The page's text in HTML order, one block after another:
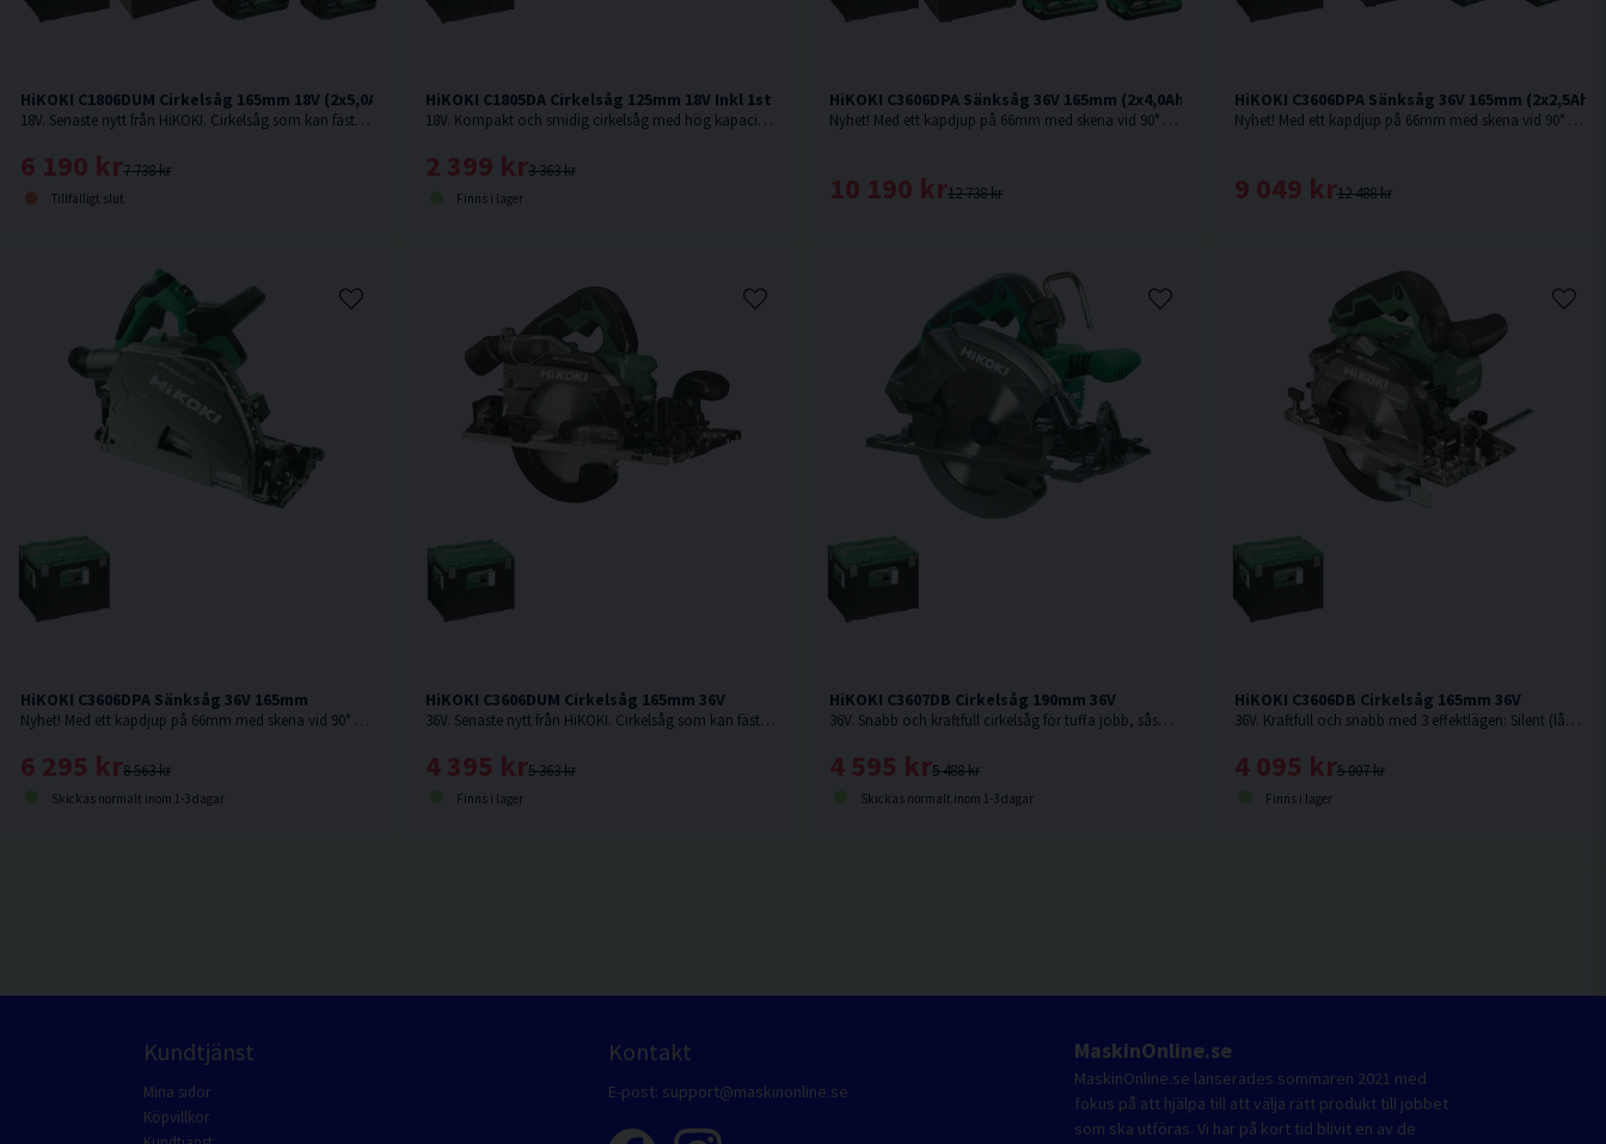
HiKOKI C1806DUM Cirkelsåg 165mm 18V (2x5,0Ah)
18V. Senaste nytt från HiKOKI. Cirkelsåg som kan fästas på skena.
7 738 kr
6 190 kr
Tillfälligt slut
HiKOKI C1805DA Cirkelsåg 125mm 18V Inkl 1st Extra Sågklinga
18V. Kompakt och smidig cirkelsåg med hög kapacitet från HiKOKI. Levereras utan batteri och laddare. Trallskolan kampanj - Levereras inklusive 1st extra sågklinga.
3 363 kr
2 399 kr
Finns i lager
HiKOKI C3606DPA Sänksåg 36V 165mm (2x4,0Ah) Inkl 800mm skena
Nyhet! Med ett kapdjup på 66mm med skena vid 90° är denna sänksåg från HiKOKI Powertools väl värd en plats i maskinparken.
12 738 kr
10 190 kr
HiKOKI C3606DPA Sänksåg 36V 165mm (2x2,5Ah)
Nyhet! Med ett kapdjup på 66mm med skena vid 90° är denna sänksåg från HiKOKI Powertools väl värd en plats i maskinparken.
12 488 kr
9 049 kr
HiKOKI C3606DPA Sänksåg 36V 165mm
Nyhet! Med ett kapdjup på 66mm med skena vid 90° är denna sänksåg från HiKOKI Powertools väl värd en plats i maskinparken. Levereras utan batteri & laddare.
8 563 kr
6 295 kr
Skickas normalt inom 1-3 dagar
HiKOKI C3606DUM Cirkelsåg 165mm 36V
36V. Senaste nytt från HiKOKI. Cirkelsåg som kan fästas på skena. Levereras utan batteri och laddare.
5 363 kr
4 395 kr
Finns i lager
HiKOKI C3607DB Cirkelsåg 190mm 36V
36V. Snabb och kraftfull cirkelsåg för tuffa jobb, såsom kapning och klyvning, även av tryckimpregnerat virke. Levereras utan batteri och laddare.
5 488 kr
4 595 kr
Skickas normalt inom 1-3 dagar
HiKOKI C3606DB Cirkelsåg 165mm 36V
36V. Kraftfull och snabb med 3 effektlägen: Silent (låg ljudnivå), Medium (mjukt avslut med konstant varvtal) och High-mode (snabb kapning). Levereras utan batteri och laddare.
5 007 kr
4 095 kr
Finns i lager
Kundtjänst
Mina sidor
Köpvillkor
Kontakt
E-post: support@maskinonline.se
MaskinOnline.se
MaskinOnline.se lanserades sommaren 2021 med
fokus på att hjälpa till att välja rätt produkt till jobbet
som ska utföras. Vi har på kort tid blivit en av de